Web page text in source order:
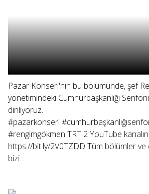
Pazar Konseri'nin bu bölümünde, şef
yönetimindeki Cumhurbaşkanlığı
dinliyoruz.
#pazarkonseri
#rengimgökmen TRT 2 YouTube
https://bit.ly/2V0TZDD Tüm bölümler ve
bizi...